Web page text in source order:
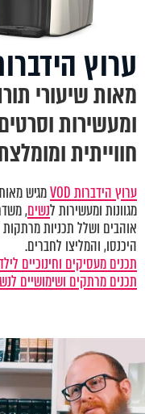
ערוץ
מאות שיעורי
ומעשירות
חווייתית
ערוץ הידברות VOD
מגיש
מגוונות ומעשירות לנשים,
אוהבים ושלל תכניות מרתקות
היכנסו, והמליצו לחברים.
תכנים מעסיקים וחינוכיים
תכנים מרתקים ושימושיים